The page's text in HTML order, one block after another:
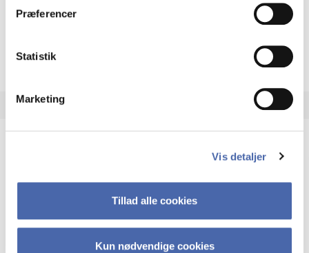
Præferencer
Statistik
Marketing
Vis detaljer
Tillad alle cookies
Kun nødvendige cookies
Lektor
+4538152898